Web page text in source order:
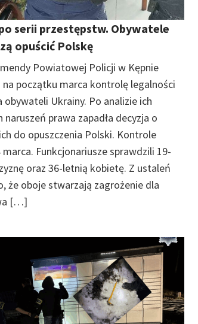
serii przestępstw. Obywatele
opuścić Polskę
Powiatowej Policji w Kępnie
początku marca kontrolę legalności
Ukrainy. Po analizie ich
naruszeń prawa zapadła decyzja o
do opuszczenia Polski. Kontrole
marca. Funkcjonariusze sprawdzili 19-
oraz 36-letnią kobietę. Z ustaleń
że oboje stwarzają zagrożenie dla
[…]